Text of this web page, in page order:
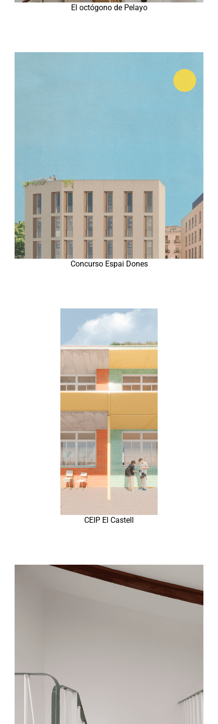
El octógono de Pelayo
Concurso Espai Dones
CEIP El Castell